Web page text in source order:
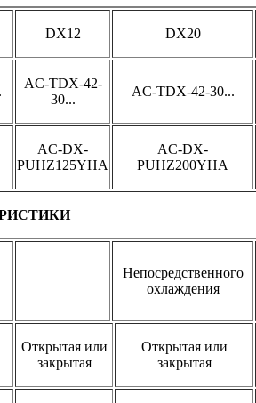
DX12 DX20
AC-TDX-42-
30...
AC-TDX-42-30...
AC-DX-
PUHZ125YHA
AC-DX-
PUHZ200YHA
Непосредственного
охлаждения
Открытая или
закрытая
Открытая или
закрытая